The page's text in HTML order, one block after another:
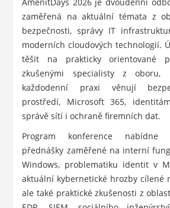
AmenitDays 2026 je dvoudenní
zaměřená na aktuální témata z
bezpečnosti, správy IT
moderních cloudových technologií.
těšit na prakticky orientované
zkušenými specialisty z
každodenní praxi věnují
prostředí, Microsoft 365,
správě sítí i ochraně firemních dat.
Program konference nabídne
přednášky zaměřené na interní
Windows, problematiku identit v
aktuální kybernetické hrozby cílené
ale také praktické zkušenosti z